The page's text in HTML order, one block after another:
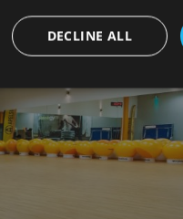
DECLINE ALL